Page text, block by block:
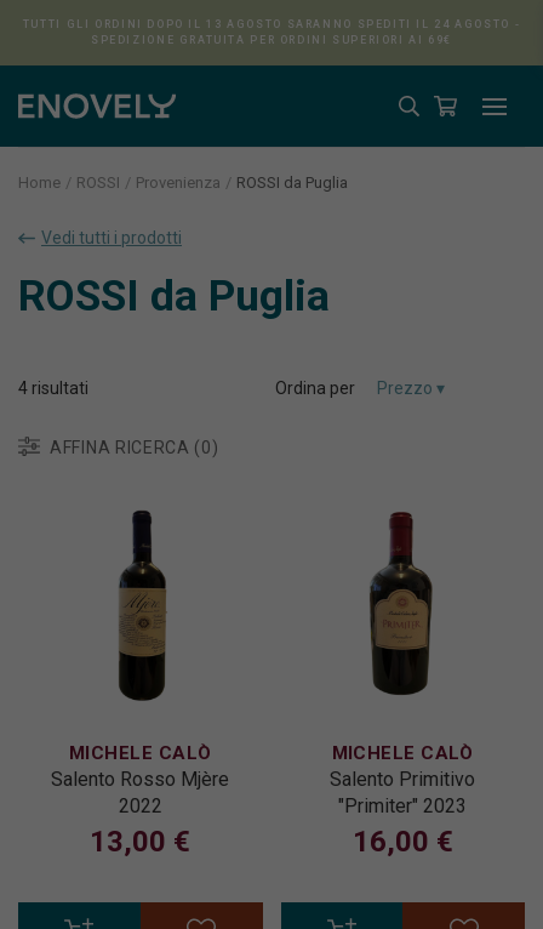
Aura
TUTTI GLI ORDINI DOPO IL 13 AGOSTO SARANNO SPEDITI IL 24 AGOSTO -
SPEDIZIONE GRATUITA PER ORDINI SUPERIORI AI 69€
Home ROSSI Provenienza ROSSI da Puglia
Vedi tutti i prodotti
ROSSI da Puglia
4 risultati Ordina per
AFFINA RICERCA (0)
MICHELE CALÒ
Salento Rosso Mjère
2022
13,00 €
MICHELE CALÒ
Salento Primitivo
"Primiter" 2023
16,00 €